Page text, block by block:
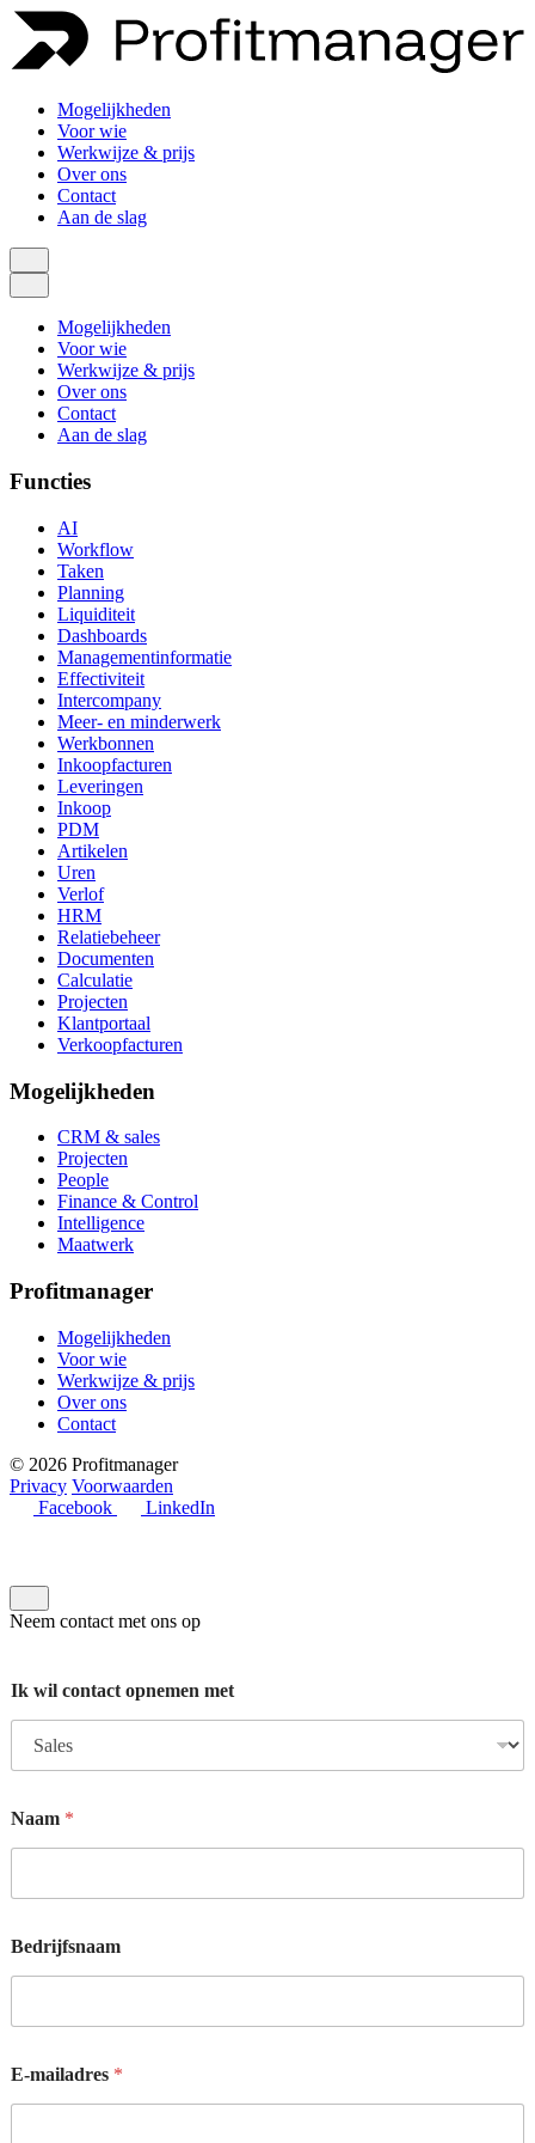
Mogelijkheden
Voor wie
Werkwijze & prijs
Over ons
Contact
Aan de slag
Mogelijkheden
Voor wie
Werkwijze & prijs
Over ons
Contact
Aan de slag
Functies
AI
Workflow
Taken
Planning
Liquiditeit
Dashboards
Managementinformatie
Effectiviteit
Intercompany
Meer- en minderwerk
Werkbonnen
Inkoopfacturen
Leveringen
Inkoop
PDM
Artikelen
Uren
Verlof
HRM
Relatiebeheer
Documenten
Calculatie
Projecten
Klantportaal
Verkoopfacturen
Mogelijkheden
CRM & sales
Projecten
People
Finance & Control
Intelligence
Maatwerk
Profitmanager
Mogelijkheden
Voor wie
Werkwijze & prijs
Over ons
Contact
© 2026 Profitmanager
Privacy Voorwaarden
Facebook
LinkedIn
Neem contact met ons op
Ik wil contact opnemen met
Naam *
N
a
m
-
a
Bedrijfsnaam
E-mailadres *